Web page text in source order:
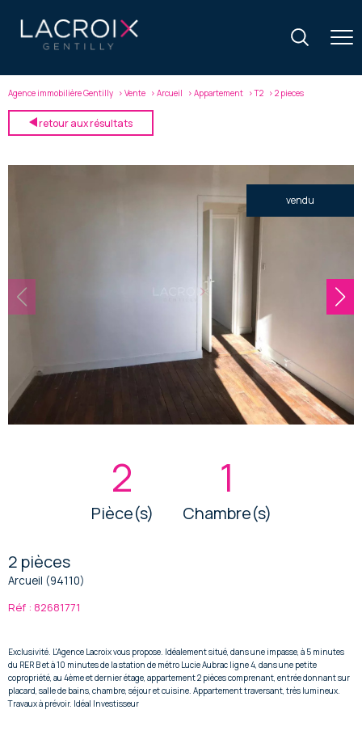
Agence immobilière Gentilly Vente Arcueil Appartement T2 2 pieces
retour aux résultats
vendu
2
Pièce(s)
1
Chambre(s)
2 pièces
Arcueil (94110)
Réf : 82681771
Exclusivité. L'Agence Lacroix vous propose. Idéalement situé, dans une impasse, à 5 minutes
du RER B et à 10 minutes de la station de métro Lucie Aubrac ligne 4, dans une petite
copropriété, au 4ème et dernier étage, appartement 2 pièces comprenant, entrée donnant sur
placard, salle de bains, chambre, séjour et cuisine. Appartement traversant, très lumineux.
Travaux à prévoir. Idéal Investisseur